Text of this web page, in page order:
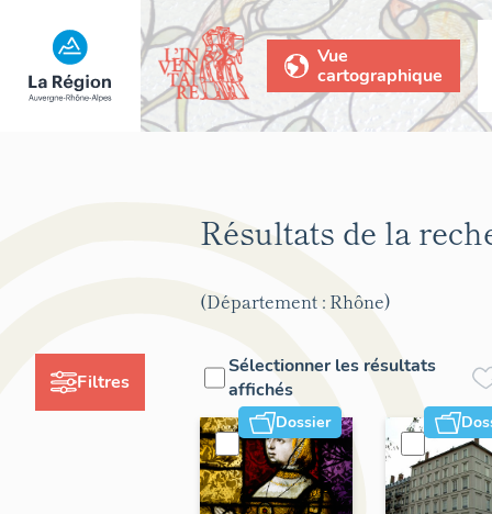
Vue
cartographique
Filtres
Résultats de la
(Département : Rhône)
Sélectionner les résultats
affichés
Dossier